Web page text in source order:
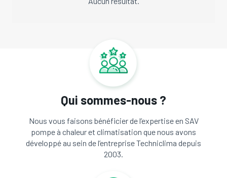
Qui sommes-nous ?
Nous vous faisons bénéficier de l’expertise en SAV
pompe à chaleur et climatisation que nous avons
développé au sein de l’entreprise Techniclima depuis
2003.